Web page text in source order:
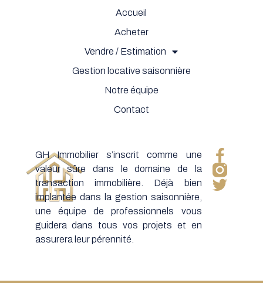
GH Immobilier s’inscrit comme une
valeur sûre dans le domaine de la
transaction immobilière. Déjà bien
implantée dans la gestion saisonnière,
une équipe de professionnels vous
guidera dans tous vos projets et en
assurera leur pérennité.
Accueil
Acheter
Vendre / Estimation
Gestion locative saisonnière
Notre équipe
Contact